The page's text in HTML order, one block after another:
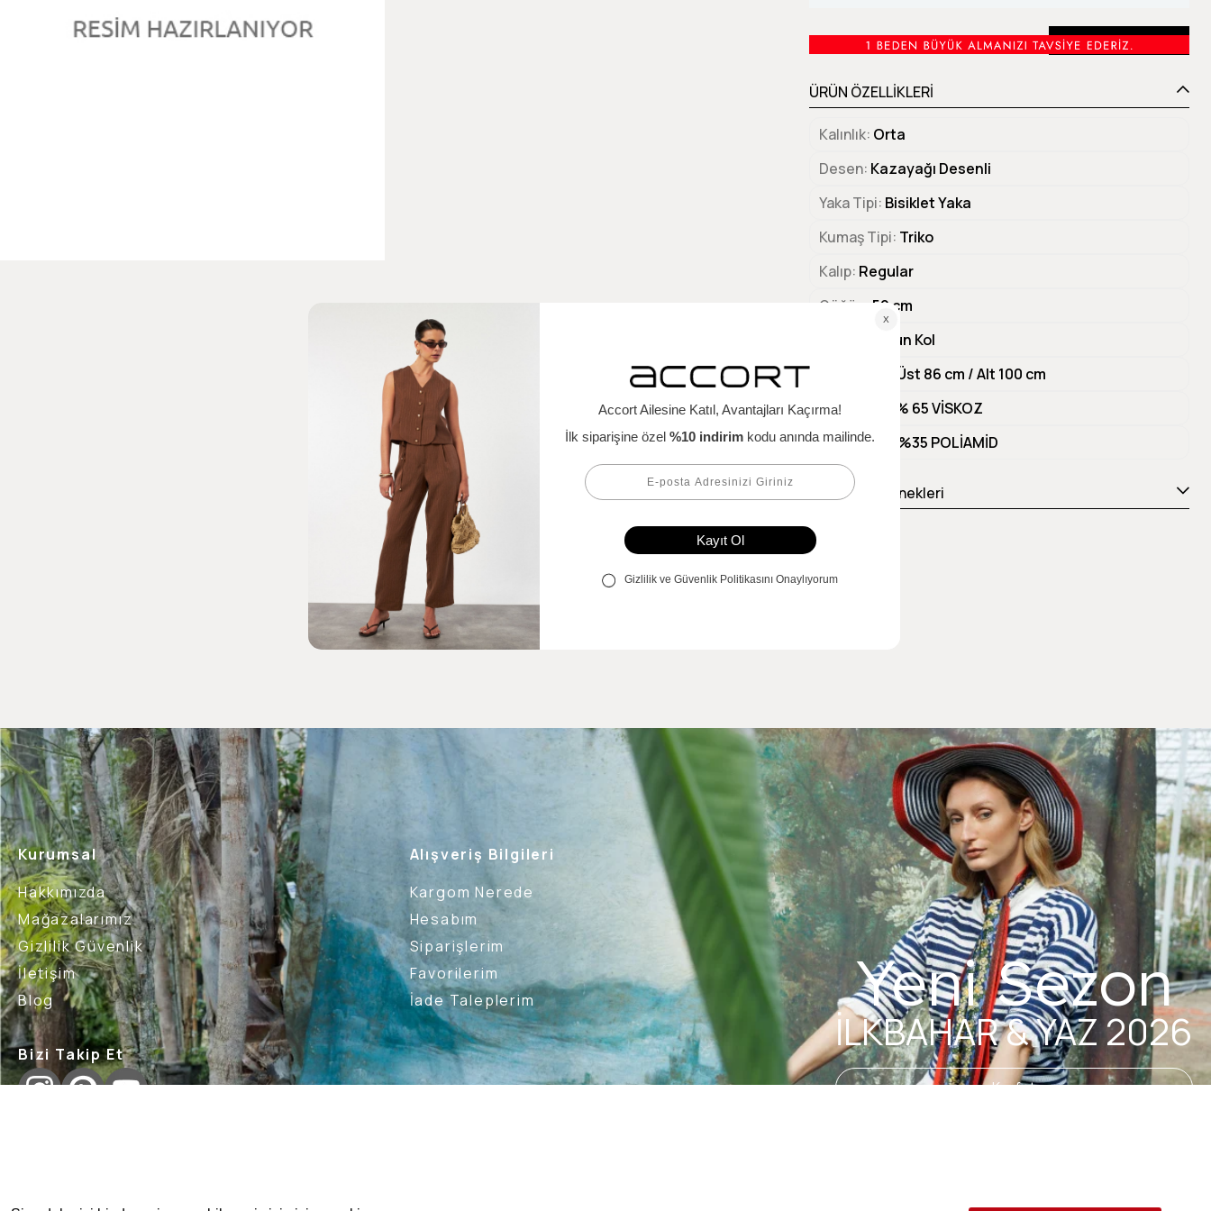
Beden Tablosu
ÜRÜN ÖZELLİKLERİ
Kalınlık Orta
Desen Kazayağı Desenli
Yaka Tipi Bisiklet Yaka
Kumaş Tipi Triko
Kalıp Regular
Göğüs
52 cm
Uzun Kol
Üst 86 cm / Alt 100 cm
Materyal 1
% 65 VİSKOZ
Materyal 2
%35 POLİAMİD
Ödeme Seçenekleri
Kurumsal
Hakkımızda
Mağazalarımız
Gizlilik Güvenlik
İletişim
Blog
Alışveriş Bilgileri
Kargom Nerede
Hesabım
Siparişlerim
Favorilerim
İade Taleplerim
Bizi Takip Et
Yeni Sezon
İLKBAHAR & YAZ 2026
Keşfet